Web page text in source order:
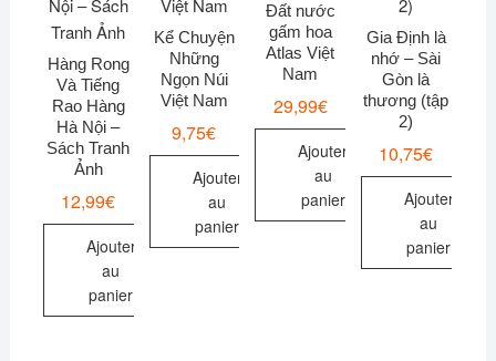
Hàng Rong
Và Tiếng
Rao Hàng
Hà Nội –
Sách Tranh
Ảnh
12,99€
Ajouter
au
panier
Kể Chuyện
Những
Ngọn Núi
Việt Nam
9,75€
Ajouter
au
panier
Đất nước
gấm hoa
Atlas Việt
Nam
29,99€
Ajouter
au
panier
Gia Định là
nhớ – Sài
Gòn là
thương (tập
2)
10,75€
Ajouter
au
panier